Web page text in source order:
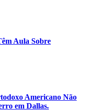
Aula Sobre
Americano Não
em Dallas.